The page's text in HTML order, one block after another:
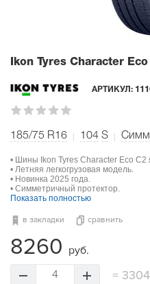
Ikon Tyres Character Eco
АРТИКУЛ:
185/75 R16 104 S
• Шины Ikon Tyres Character Eco C2
• Летняя легкогрузовая модель.
• Новинка 2025 года.
• Симметричный протектор.
Показать полностью
в закладки сравнить
8260 руб.
4 =